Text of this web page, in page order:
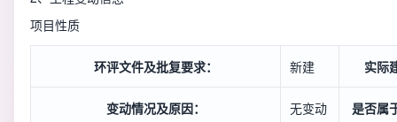
项目性质
环评文件及批复要求： 新建 实际
变动情况及原因： 无变动 是否属